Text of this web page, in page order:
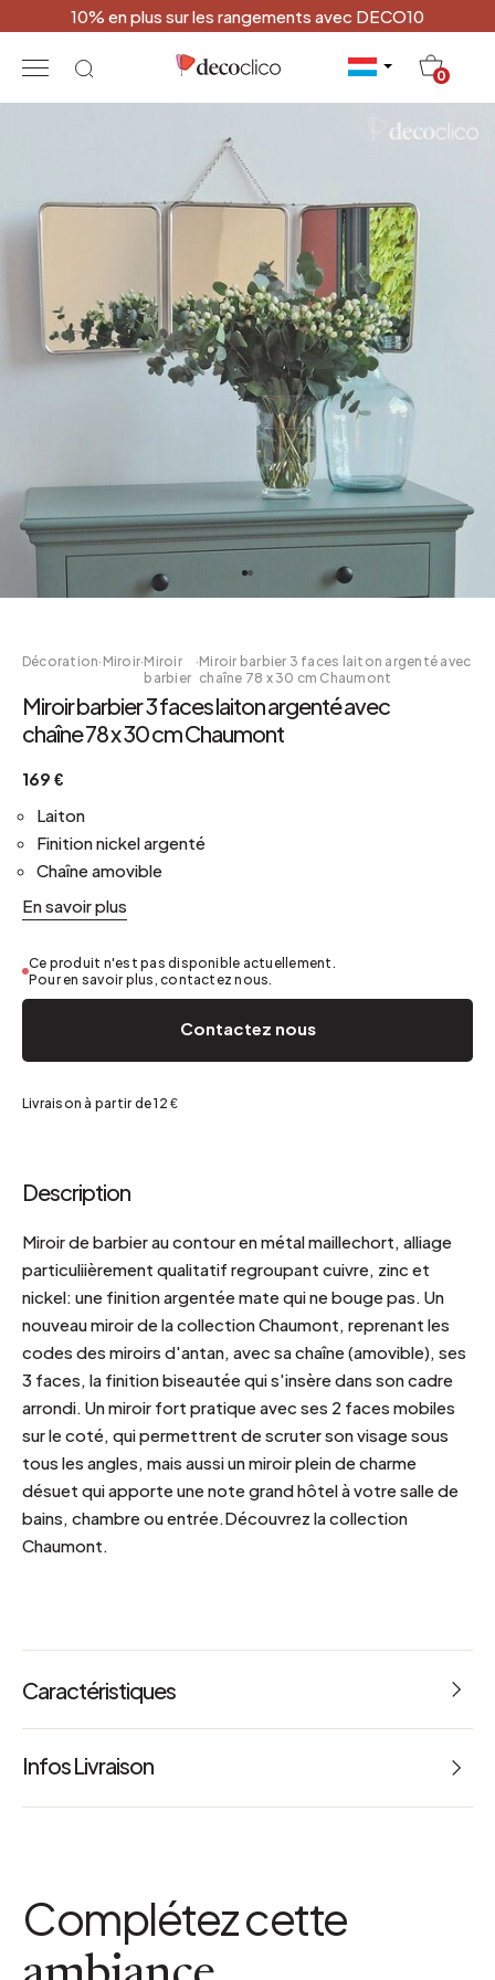
10% en plus sur les rangements avec DECO10
0
Décoration· Miroir·Miroir
barbier
·Miroir barbier 3 faces laiton argenté avec
chaîne 78 x 30 cm Chaumont
Miroir barbier 3 faces laiton argenté avec
chaîne 78 x 30 cm Chaumont
169 €
Laiton
Finition nickel argenté
Chaîne amovible
En savoir plus
Ce produit n'est pas disponible actuellement.
Pour en savoir plus, contactez nous.
Contactez nous
Livraison à partir de 12 €
Description
Miroir de barbier au contour en métal maillechort, alliage
particuliièrement qualitatif regroupant cuivre, zinc et
nickel: une finition argentée mate qui ne bouge pas. Un
nouveau miroir de la collection Chaumont, reprenant les
codes des miroirs d'antan, avec sa chaîne (amovible), ses
3 faces, la finition biseautée qui s'insère dans son cadre
arrondi. Un miroir fort pratique avec ses 2 faces mobiles
sur le coté, qui permettrent de scruter son visage sous
tous les angles, mais aussi un miroir plein de charme
désuet qui apporte une note grand hôtel à votre salle de
bains, chambre ou entrée.Découvrez la collection
Chaumont.
Caractéristiques
Référence : 66411
L 0.43 x l 0.24 x h 0.66 m
matiere detaillee
Laiton finition nickel avec un laquage électrolyse argenté :
Infos Livraison
Complétez cette